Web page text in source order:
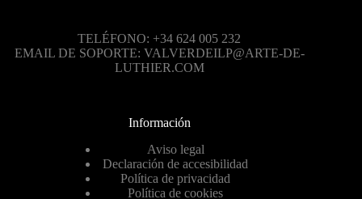
TELÉFONO: +34 624 005 232
EMAIL DE SOPORTE: VALVERDEILP@ARTE-DE-
LUTHIER.COM
Información
Aviso legal
Declaración de accesibilidad
Política de privacidad
Política de cookies